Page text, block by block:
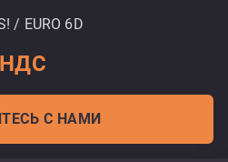
/ EURO 6D
НДС
С НАМИ